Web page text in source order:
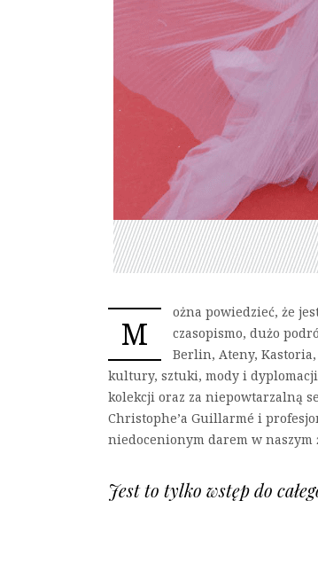
M
ożna powiedzieć, że
czasopismo, dużo
Berlin, Ateny,
kultury, sztuki, mody i
kolekcji oraz za niepowtarzalną
Christophe’a Guillarmé i
niedocenionym darem w naszym
Jest to tylko wstęp do